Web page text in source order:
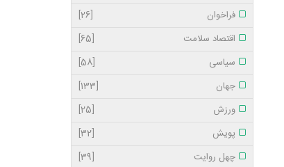
فراخوان
[26]
اقتصاد سلامت
[65]
سیاسی
[58]
جهان
[133]
ورزش
[25]
پویش
[32]
چهل روایت
[39]